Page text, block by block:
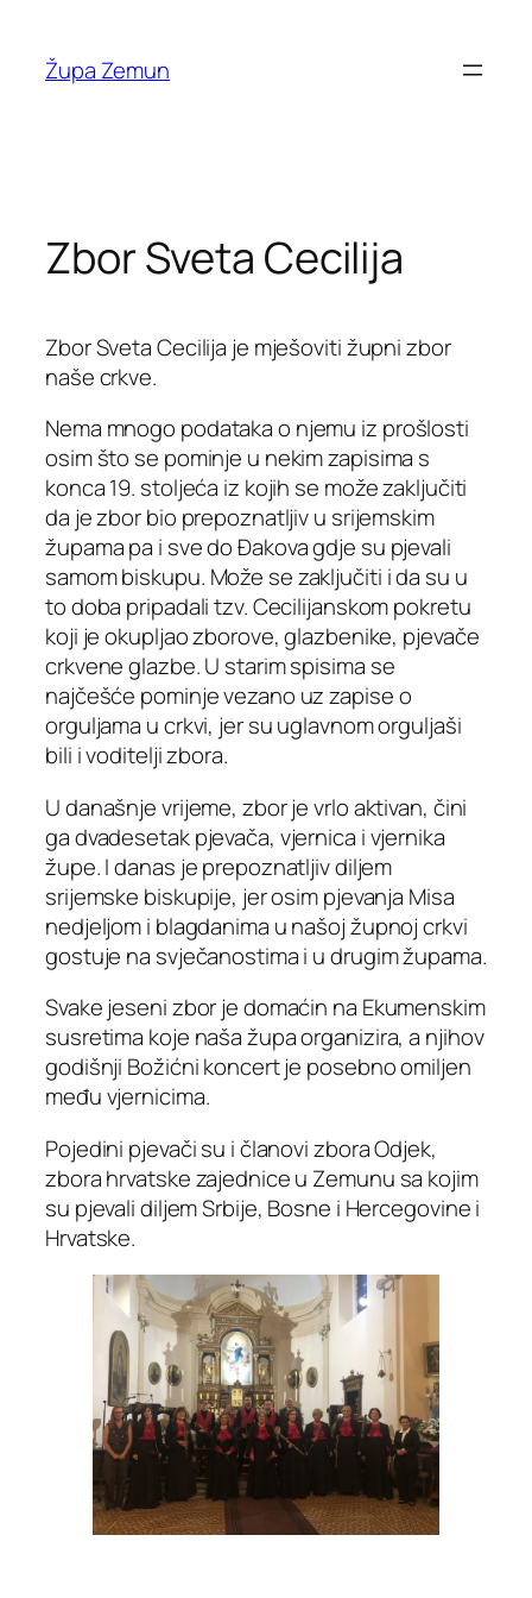
content
Župa Zemun
Zbor Sveta Cecilija
Zbor Sveta Cecilija je mješoviti župni zbor
naše crkve.
Nema mnogo podataka o njemu iz prošlosti
osim što se pominje u nekim zapisima s
konca 19. stoljeća iz kojih se može zaključiti
da je zbor bio prepoznatljiv u srijemskim
župama pa i sve do Đakova gdje su pjevali
samom biskupu. Može se zaključiti i da su u
to doba pripadali tzv. Cecilijanskom pokretu
koji je okupljao zborove, glazbenike, pjevače
crkvene glazbe. U starim spisima se
najčešće pominje vezano uz zapise o
orguljama u crkvi, jer su uglavnom orguljaši
bili i voditelji zbora.
U današnje vrijeme, zbor je vrlo aktivan, čini
ga dvadesetak pjevača, vjernica i vjernika
župe. I danas je prepoznatljiv diljem
srijemske biskupije, jer osim pjevanja Misa
nedjeljom i blagdanima u našoj župnoj crkvi
gostuje na svječanostima i u drugim župama.
Svake jeseni zbor je domaćin na Ekumenskim
susretima koje naša župa organizira, a njihov
godišnji Božićni koncert je posebno omiljen
među vjernicima.
Pojedini pjevači su i članovi zbora Odjek,
zbora hrvatske zajednice u Zemunu sa kojim
su pjevali diljem Srbije, Bosne i Hercegovine i
Hrvatske.